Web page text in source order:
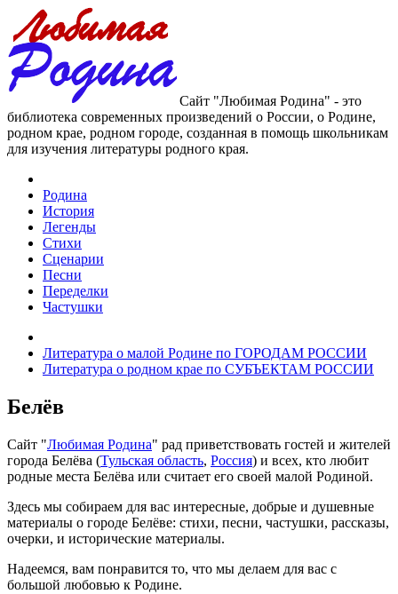
Сайт "Любимая Родина" - это
библиотека современных произведений о России, о Родине,
родном крае, родном городе, созданная в помощь школьникам
для изучения литературы родного края.
Родина
История
Легенды
Стихи
Сценарии
Песни
Переделки
Частушки
Литература о малой Родине по ГОРОДАМ РОССИИ
Литература о родном крае по СУБЪЕКТАМ РОССИИ
Белёв
Сайт "Любимая Родина" рад приветствовать гостей и жителей
города Белёва (Тульская область, Россия) и всех, кто любит
родные места Белёва или считает его своей малой Родиной.
Здесь мы собираем для вас интересные, добрые и душевные
материалы о городе Белёве: стихи, песни, частушки, рассказы,
очерки, и исторические материалы.
Надеемся, вам понравится то, что мы делаем для вас с
большой любовью к Родине.